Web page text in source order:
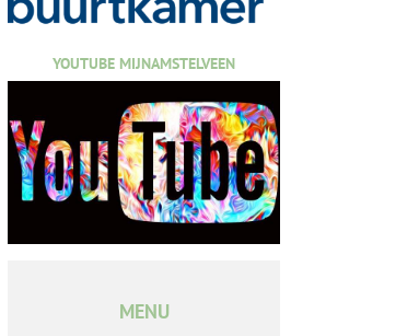
YOUTUBE MIJNAMSTELVEEN
MENU